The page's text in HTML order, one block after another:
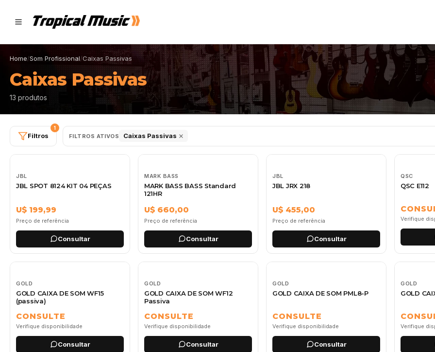
Home/Som Profissional/Caixas Passivas
Caixas Passivas
13 produtos
Filtros
1
FILTROS ATIVOS Caixas Passivas
JBL
JBL SPOT 8124 KIT 04 PEÇAS
U$ 199,99
Preço de referência
Consultar
MARK BASS
MARK BASS BASS Standard
121HR
U$ 660,00
Preço de referência
Consultar
JBL
JBL JRX 218
U$ 455,00
Preço de referência
Consultar
QSC
QSC E112
Verifique
GOLD
GOLD CAIXA DE SOM WF15
(passiva)
CONSULTE
Verifique disponibilidade
Consultar
GOLD
GOLD CAIXA DE SOM WF12
Passiva
CONSULTE
Verifique disponibilidade
Consultar
GOLD
GOLD CAIXA DE SOM PML8-P
CONSULTE
Verifique disponibilidade
Consultar
GOLD
GOLD
Verifique